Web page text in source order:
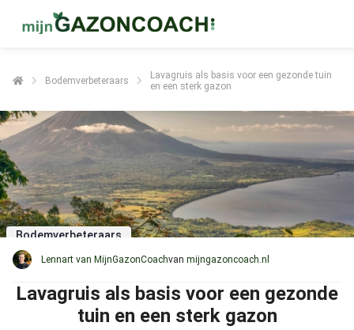
Bodemverbeteraars
Lavagruis als basis voor een gezonde tuin
en een sterk gazon
Bodemverbeteraars
Lennart van MijnGazonCoachvan mijngazoncoach.nl
Lavagruis als basis voor een gezonde
tuin en een sterk gazon